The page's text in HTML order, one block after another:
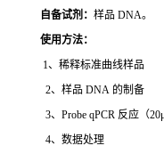
自备试剂： 样品 DNA。
使用方法：
1、稀释标准曲线样品
2、样品 DNA 的制备
3、Probe qPCR 反应（
4、数据处理